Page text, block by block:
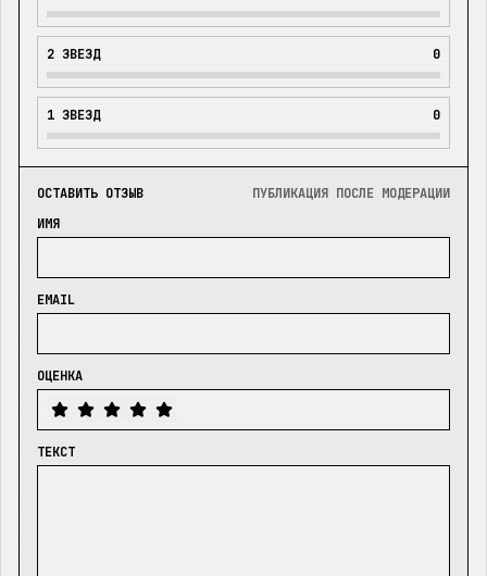
2 ЗВЕЗД 0
1 ЗВЕЗД 0
ОСТАВИТЬ ОТЗЫВ
ПУБЛИКАЦИЯ ПОСЛЕ МОДЕРАЦИИ
ИМЯ
EMAIL
ОЦЕНКА
ТЕКСТ